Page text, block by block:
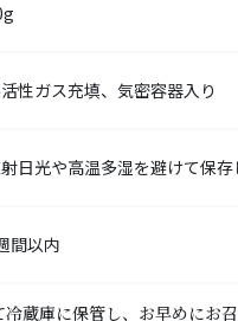
性ガス充填、気密容器入り
日光や高温多湿を避けて保存
間以内
蔵庫に保管し、お早めにお召